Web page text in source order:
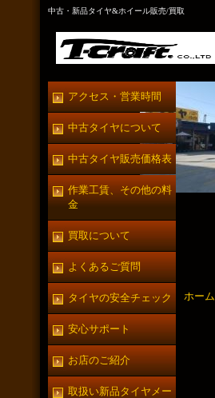
中古・新品タイヤ&ホイール販売/買取
アクセス・営業時間
中古タイヤについて
中古タイヤ販売価格表
作業工賃、その他の料
金
買取について
よくあるご質問
タイヤの安全チェック
安心サポート
お店のご紹介
取扱い新品タイヤメー
ホーム